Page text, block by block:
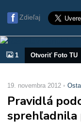
Zdieľaj
1 Otvoriť Foto TU
19. novembra 2012
Pravidlá
sprehľadnila